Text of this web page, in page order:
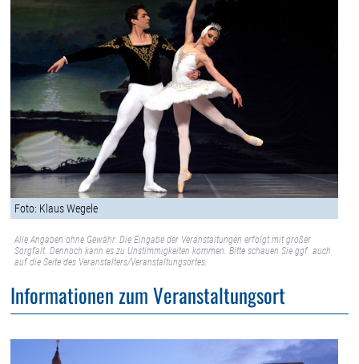
Foto: Klaus Wegele
Alle Angaben ohne Gewähr. Die Eingabe der Veranstaltungen erfolgt mit großer
Sorgfalt. Dennoch kann es zu Unstimmigkeiten kommen. Bitte schauen Sie ggf. auch
auf die Seite des Veranstalters/Veranstaltungsortes.
Informationen zum Veranstaltungsort